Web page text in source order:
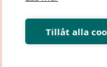
Tillåt alla